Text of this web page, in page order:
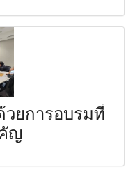
ยการอบรมที่
ญ